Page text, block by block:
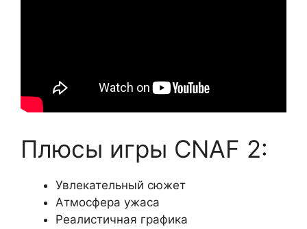
Плюсы игры CNAF 2:
Увлекательный сюжет
Атмосфера ужаса
Реалистичная графика